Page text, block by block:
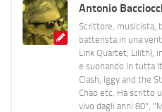
Antonio
Scrittore, musicista,
batterista in una
Link Quartet, Lilith),
e suonando in tutta
Clash, Iggy and the
Chao etc. Ha scritto
vivo dagli anni 80",